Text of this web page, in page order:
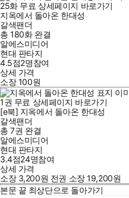
25화 무료 상세페이지 바로가기
지옥에서 돌아온 한대성
갈색팬더
총 180화 완결
알에스미디어
현대 판타지
4.5점2명참여
상세 가격
소장100원
1권 무료 상세페이지 바로가기
[e북] 지옥에서 돌아온 한대성
갈색팬더
총 7권 완결
알에스미디어
현대 판타지
3.4점24명참여
상세 가격
소장 3,200원 전권 소장19,200원
본문 끝 최상단으로 돌아가기